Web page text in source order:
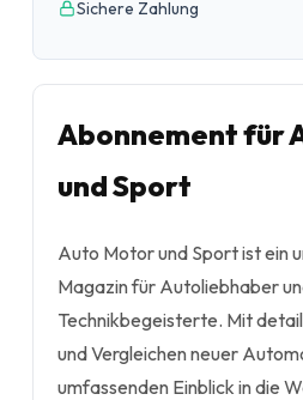
Sichere Zahlung
Abonnement für
und Sport
Auto Motor und Sport ist ein
Magazin für Autoliebhaber
Technikbegeisterte. Mit
und Vergleichen neuer
umfassenden Einblick in die